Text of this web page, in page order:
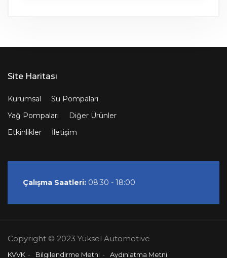
Site Haritası
Kurumsal
Su Pompaları
Yağ Pompaları
Diğer Ürünler
Etkinlikler
İletişim
Çalışma Saatleri: 08:30 - 18:00
Copyright © 2023 Yüksel Automotive
KVVK Bilgilendirme Metni Aydınlatma Metni